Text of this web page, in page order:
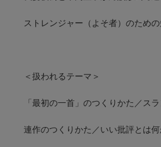
ストレンジャー（よそ者）のための
＜扱われるテーマ＞
「最初の一首」のつくりかた／ス
連作のつくりかた／いい批評とは